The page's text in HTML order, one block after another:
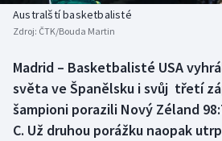
Biatlon
Box
Curling
Aplikace ČT sport
Australští basketbalisté
Zdroj: ČTK/Bouda Martin
Madrid – Basketbalisté USA
světa ve Španělsku i svůj třetí
šampioni porazili Nový Zéland
C. Už druhou porážku naopak